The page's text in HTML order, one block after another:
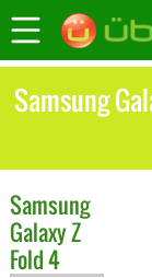
Samsung
Samsung
Galaxy Z
Fold 4